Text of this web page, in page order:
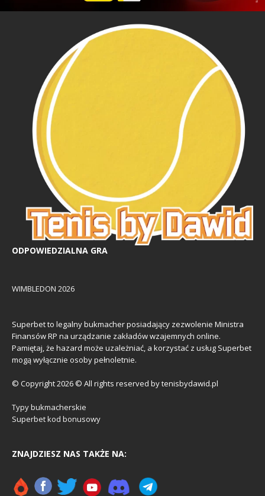
ODPOWIEDZIALNA GRA
WIMBLEDON 2026
Superbet to legalny bukmacher posiadający zezwolenie Ministra
Finansów RP na urządzanie zakładów wzajemnych online.
Pamiętaj, że hazard może uzależniać, a korzystać z usług Superbet
mogą wyłącznie osoby pełnoletnie.
© Copyright 2026 © All rights reserved by tenisbydawid.pl
Typy bukmacherskie
Superbet kod bonusowy
ZNAJDZIESZ NAS TAKŻE NA: